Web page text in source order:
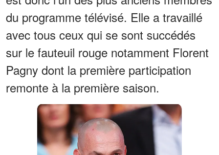
du programme télévisé. Elle a travaillé
avec tous ceux qui se sont succédés
sur le fauteuil rouge notamment Florent
Pagny dont la première participation
remonte à la première saison.